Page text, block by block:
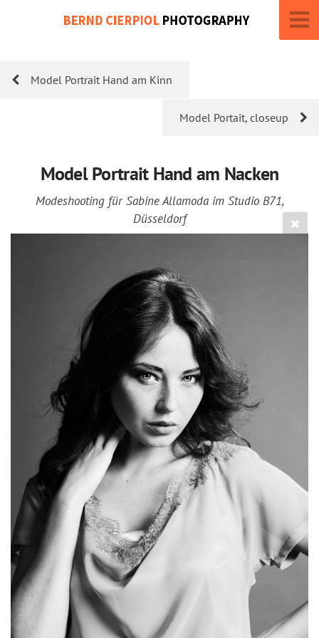
Model Portrait Hand am Kinn
Model Portait, closeup
Model Portrait Hand am Nacken
Modeshooting für Sabine Allamoda im Studio B71,
Düsseldorf